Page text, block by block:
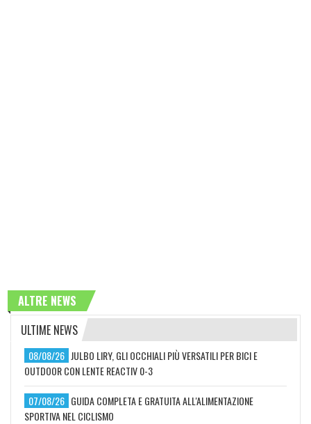
ALTRE NEWS
ULTIME NEWS
08/08/26 JULBO LIRY, GLI OCCHIALI PIÙ VERSATILI PER BICI E
OUTDOOR CON LENTE REACTIV 0-3
07/08/26 GUIDA COMPLETA E GRATUITA ALL'ALIMENTAZIONE
SPORTIVA NEL CICLISMO